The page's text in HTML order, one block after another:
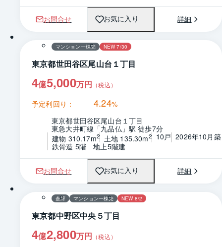
お問合せ お気に入り 詳細
マンション一棟売 NEW 7/30
東京都世田谷区尾山台１丁目
4億5,000万円 （税込）
予定利回り： 4.24%
東京都世田谷区尾山台１丁目
東急大井町線「九品仏」駅 徒歩7分
建物 310.17m2 土地 135.30m2 10戸 2026年10月築
鉄骨造 5階　地上5階建
お問合せ お気に入り 詳細
1 / 0
倉庫 マンション一棟売 NEW 8/2
東京都中野区中央５丁目
4億2,800万円 （税込）